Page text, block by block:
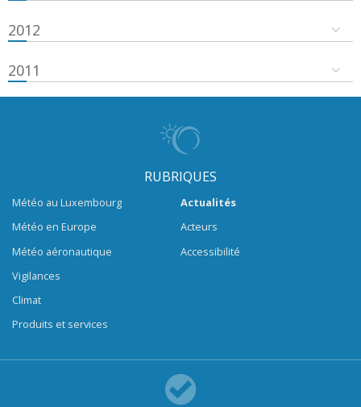
2012
2011
RUBRIQUES
Météo au Luxembourg
Météo en Europe
Météo aéronautique
Vigilances
Climat
Produits et services
Actualités
Acteurs
Accessibilité